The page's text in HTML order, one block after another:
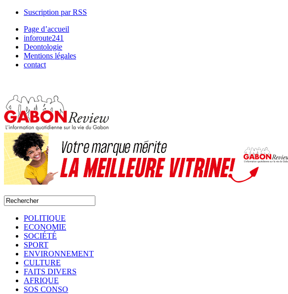
Suscription par RSS
Page d’accueil
inforoute241
Deontologie
Mentions légales
contact
POLITIQUE
ECONOMIE
SOCIÉTÉ
SPORT
ENVIRONNEMENT
CULTURE
FAITS DIVERS
AFRIQUE
SOS CONSO